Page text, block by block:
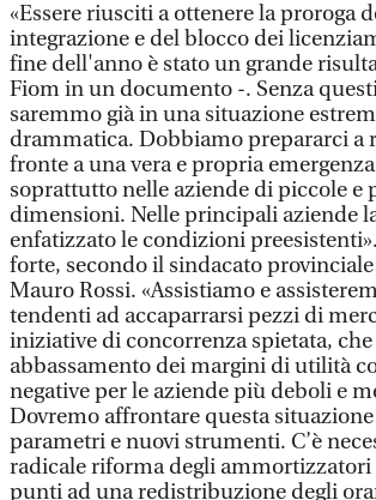
«Essere riusciti a ottenere la proroga
integrazione e del blocco dei
fine dell'anno è stato un grande
Fiom in un documento -. Senza
saremmo già in una situazione
drammatica. Dobbiamo prepararci a
fronte a una vera e propria
soprattutto nelle aziende di piccole e
dimensioni. Nelle principali aziende
enfatizzato le condizioni
forte, secondo il sindacato
Mauro Rossi. «Assistiamo e
tendenti ad accaparrarsi pezzi di
iniziative di concorrenza spietata,
abbassamento dei margini di utilità
negative per le aziende più deboli e
Dovremo affrontare questa
parametri e nuovi strumenti. C’è
radicale riforma degli ammortizzatori
punti ad una redistribuzione degli